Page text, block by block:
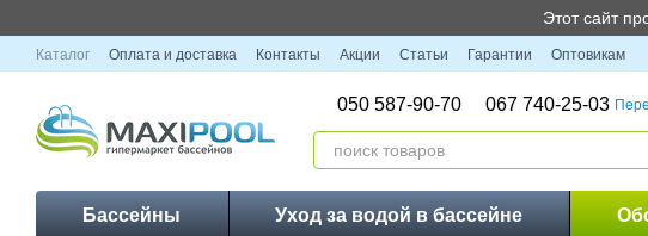
Этот сайт
Каталог Оплата и доставка Контакты Акции Статьи Гарантии Оптовикам
050 587-90-70 067 740-25-03
Бассейны Уход за водой в бассейне